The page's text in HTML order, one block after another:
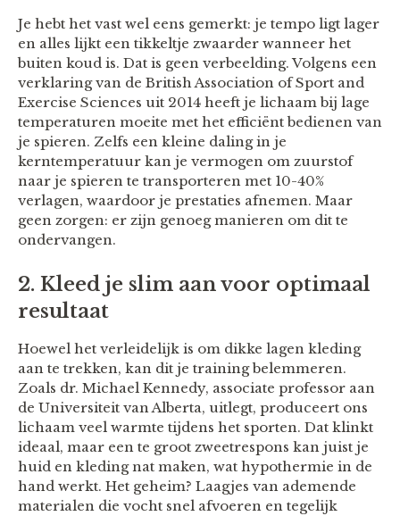
Je hebt het vast wel eens gemerkt: je tempo ligt lager
en alles lijkt een tikkeltje zwaarder wanneer het
buiten koud is. Dat is geen verbeelding. Volgens een
verklaring van de British Association of Sport and
Exercise Sciences uit 2014 heeft je lichaam bij lage
temperaturen moeite met het efficiënt bedienen van
je spieren. Zelfs een kleine daling in je
kerntemperatuur kan je vermogen om zuurstof
naar je spieren te transporteren met 10-40%
verlagen, waardoor je prestaties afnemen. Maar
geen zorgen: er zijn genoeg manieren om dit te
ondervangen.
2. Kleed je slim aan voor optimaal
resultaat
Hoewel het verleidelijk is om dikke lagen kleding
aan te trekken, kan dit je training belemmeren.
Zoals dr. Michael Kennedy, associate professor aan
de Universiteit van Alberta, uitlegt, produceert ons
lichaam veel warmte tijdens het sporten. Dat klinkt
ideaal, maar een te groot zweetrespons kan juist je
huid en kleding nat maken, wat hypothermie in de
hand werkt. Het geheim? Laagjes van ademende
materialen die vocht snel afvoeren en tegelijk